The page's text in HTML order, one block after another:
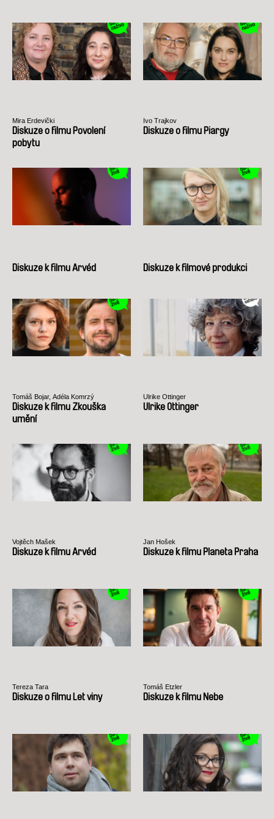
Mira Erdevički
Diskuze o filmu Povolení
pobytu
Ivo Trajkov
Diskuze o filmu Piargy
Diskuze k filmu Arvéd Diskuze k filmové produkci
Tomáš Bojar, Adéla Komrzý
Diskuze k filmu Zkouška
umění
Ulrike Ottinger
Ulrike Ottinger
Vojtěch Mašek
Diskuze k filmu Arvéd
Jan Hošek
Diskuze k filmu Planeta Praha
Tereza Tara
Diskuze o filmu Let viny
Tomáš Etzler
Diskuze k filmu Nebe